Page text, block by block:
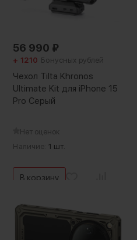
56 990 ₽
+ 1210 Бонусных рублей
Чехол Tilta Khronos
Ultimate Kit для iPhone 15
Pro Серый
Нет оценок
Наличие: 1 шт.
В корзину